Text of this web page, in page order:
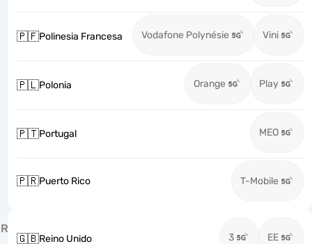
🇵🇫Polinesia Francesa Vodafone Polynésie Vini
🇵🇱Polonia Orange Play
🇵🇹Portugal MEO
🇵🇷Puerto Rico T-Mobile
R
🇬🇧Reino Unido 3 EE